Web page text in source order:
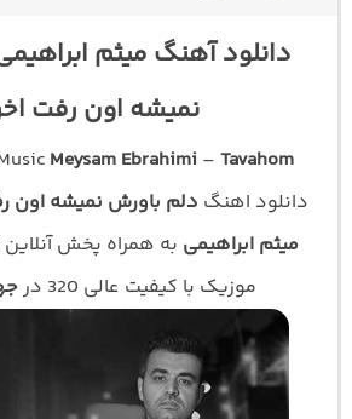
دانلود آهنگ میثم
نمیشه اون رفت
Meysam Ebrahimi – Tavahom
دانلود اهنگ دلم باورش نمیشه اون
میثم ابراهیمی به همراه پخش آنلاین
موزیک با کیفیت عالی 320 در